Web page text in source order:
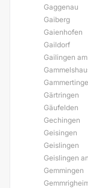
Gaggenau
Gaiberg
Gaienhofen
Gaildorf
Gailingen
Gärtringen
Gäufelden
Gechingen
Geisingen
Geislingen
Geislingen
Gemmingen